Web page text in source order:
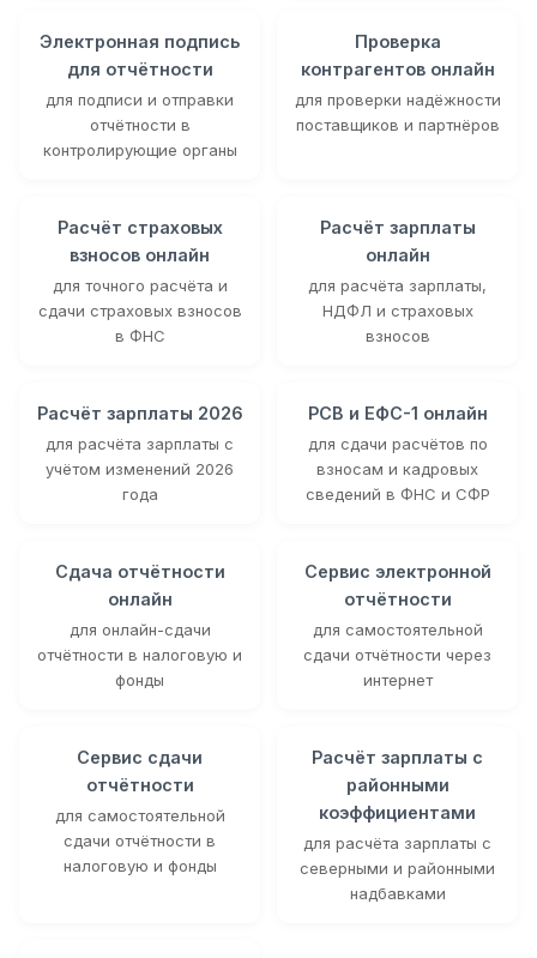
Электронная подпись
для отчётности
для подписи и отправки
отчётности в
контролирующие органы
Проверка
контрагентов онлайн
для проверки надёжности
поставщиков и партнёров
Расчёт страховых
взносов онлайн
для точного расчёта и
сдачи страховых взносов
в ФНС
Расчёт зарплаты
онлайн
для расчёта зарплаты,
НДФЛ и страховых
взносов
Расчёт зарплаты 2026
для расчёта зарплаты с
учётом изменений 2026
года
РСВ и ЕФС-1 онлайн
для сдачи расчётов по
взносам и кадровых
сведений в ФНС и СФР
Сдача отчётности
онлайн
для онлайн-сдачи
отчётности в налоговую и
фонды
Сервис электронной
отчётности
для самостоятельной
сдачи отчётности через
интернет
Сервис сдачи
отчётности
для самостоятельной
сдачи отчётности в
налоговую и фонды
Расчёт зарплаты с
районными
коэффициентами
для расчёта зарплаты с
северными и районными
надбавками